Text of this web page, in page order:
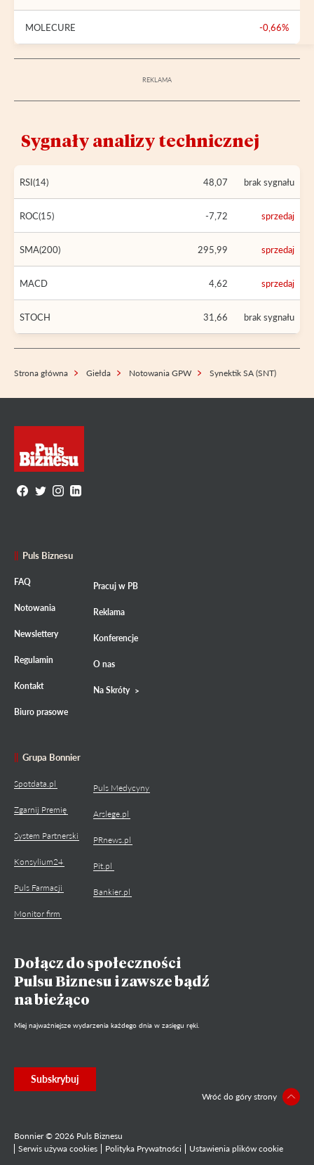
MOLECURE -0,66%
Sygnały analizy technicznej
RSI(14) 48,07 brak sygnału
ROC(15) -7,72 sprzedaj
SMA(200) 295,99 sprzedaj
MACD 4,62 sprzedaj
STOCH 31,66 brak sygnału
Strona główna Giełda Notowania GPW Synektik SA (SNT)
Puls Biznesu
FAQ
Notowania
Newslettery
Regulamin
Kontakt
Biuro prasowe
Pracuj w PB
Reklama
Konferencje
O nas
Na Skróty
Grupa Bonnier
Spotdata.pl
Zgarnij Premię
System Partnerski
Konsylium24
Puls Farmacji
Monitor firm
Puls Medycyny
Arslege.pl
PRnews.pl
Pit.pl
Bankier.pl
Dołącz do społeczności
Pulsu Biznesu i zawsze bądź
na bieżąco
Miej najważniejsze wydarzenia każdego dnia w zasięgu ręki.
Subskrybuj
Bonnier © 2026 Puls Biznesu
Serwis używa cookies
Polityka Prywatności Ustawienia plików cookie
Wróć do góry strony